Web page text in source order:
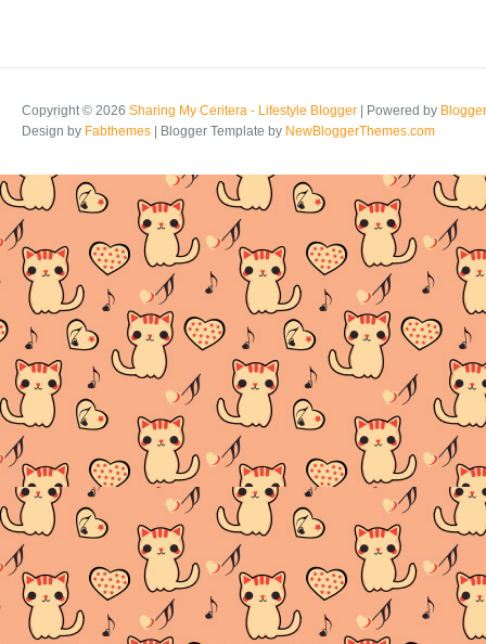
Copyright © 2026 Sharing My Ceritera - Lifestyle Blogger | Powered by Blogger
Design by Fabthemes | Blogger Template by NewBloggerThemes.com